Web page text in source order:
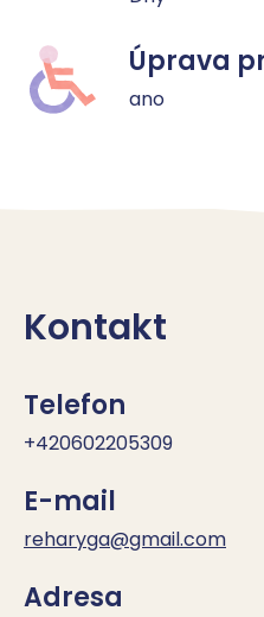
Úprava
ano
Kontakt
Telefon
+420602205309
E-mail
reharyga@gmail.com
Adresa